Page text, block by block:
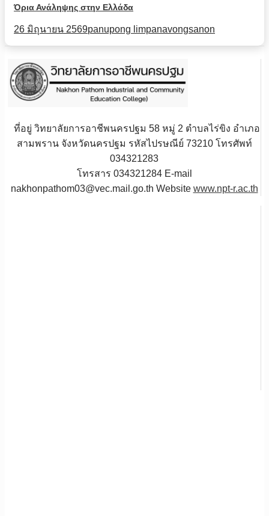
Όρια Ανάληψης στην Ελλάδα
26 มิถุนายน 2569panupong limpanavongsanon
ที่อยู่ วิทยาลัยการอาชีพนครปฐม 58 หมู่ 2 ตำบลไร่ขิง อำเภอ
สามพราน จังหวัดนครปฐม รหัสไปรษณีย์ 73210 โทรศัพท์
034321283
โทรสาร 034321284 E-mail
nakhonpathom03@vec.mail.go.th Website www.npt-r.ac.th